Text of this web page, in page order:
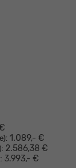
: 1.089,- €
: 2.586,38 €
: 3.993,- €